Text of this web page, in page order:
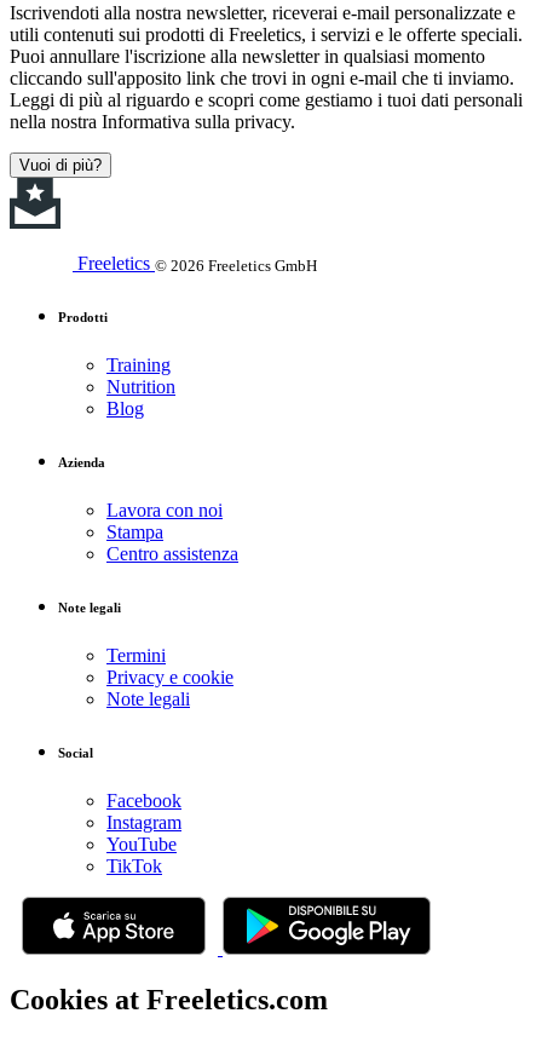
Iscrivendoti alla nostra newsletter, riceverai e-mail personalizzate e
utili contenuti sui prodotti di Freeletics, i servizi e le offerte speciali.
Puoi annullare l'iscrizione alla newsletter in qualsiasi momento
cliccando sull'apposito link che trovi in ogni e-mail che ti inviamo.
Leggi di più al riguardo e scopri come gestiamo i tuoi dati personali
nella nostra Informativa sulla privacy.
Vuoi di più?
Freeletics © 2026 Freeletics GmbH
Prodotti
Training
Nutrition
Blog
Azienda
Lavora con noi
Stampa
Centro assistenza
Note legali
Termini
Privacy e cookie
Note legali
Social
Facebook
Instagram
YouTube
TikTok
Cookies at Freeletics.com